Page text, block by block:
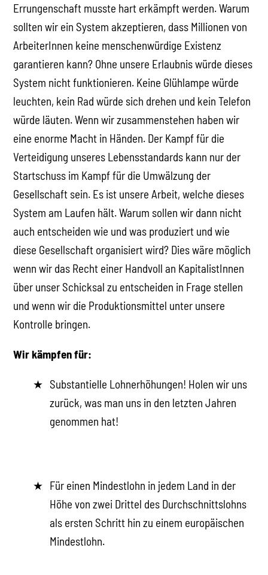
Errungenschaft musste hart erkämpft werden. Warum
sollten wir ein System akzeptieren, dass Millionen von
ArbeiterInnen keine menschenwürdige Existenz
garantieren kann? Ohne unsere Erlaubnis würde dieses
System nicht funktionieren. Keine Glühlampe würde
leuchten, kein Rad würde sich drehen und kein Telefon
würde läuten. Wenn wir zusammenstehen haben wir
eine enorme Macht in Händen. Der Kampf für die
Verteidigung unseres Lebensstandards kann nur der
Startschuss im Kampf für die Umwälzung der
Gesellschaft sein. Es ist unsere Arbeit, welche dieses
System am Laufen hält. Warum sollen wir dann nicht
auch entscheiden wie und was produziert und wie
diese Gesellschaft organisiert wird? Dies wäre möglich
wenn wir das Recht einer Handvoll an KapitalistInnen
über unser Schicksal zu entscheiden in Frage stellen
und wenn wir die Produktionsmittel unter unsere
Kontrolle bringen.
Wir kämpfen für:
Substantielle Lohnerhöhungen! Holen wir uns
zurück, was man uns in den letzten Jahren
genommen hat!
Für einen Mindestlohn in jedem Land in der
Höhe von zwei Drittel des Durchschnittslohns
als ersten Schritt hin zu einem europäischen
Mindestlohn.